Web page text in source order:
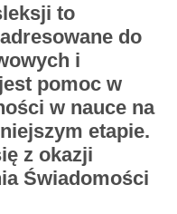
to
do
i
pomoc w
w nauce na
etapie.
z okazji
Świadomości